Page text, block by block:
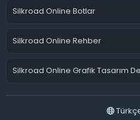
Silkroad Online Botlar
Silkroad Online Rehber
Silkroad Online Grafik Tasarım